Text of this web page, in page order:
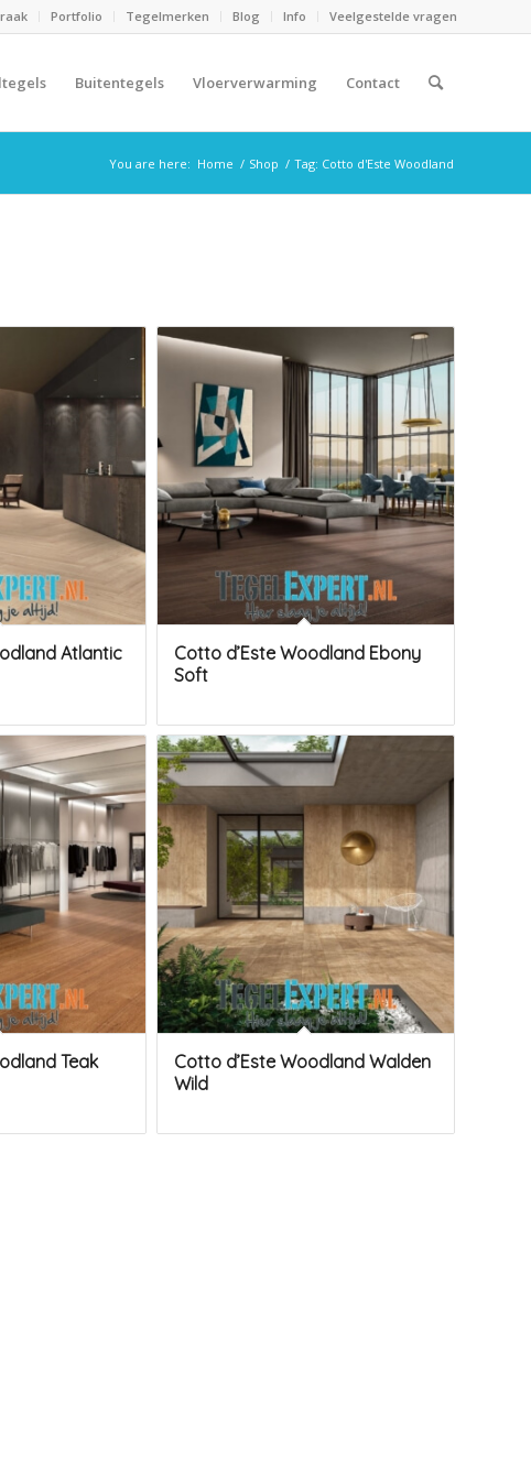
Portfolio Tegelmerken Blog Info Veelgestelde vragen
Buitentegels Vloerverwarming Contact
You are here: Home / Shop / Tag: Cotto d'Este Woodland
Atlantic
Cotto d’Este Woodland Ebony
Soft
Teak
Cotto d’Este Woodland Walden
Wild